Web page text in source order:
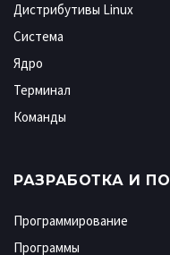
Дистрибутивы Linux
Система
Ядро
Терминал
Команды
РАЗРАБОТКА И ПО
Программирование
Программы